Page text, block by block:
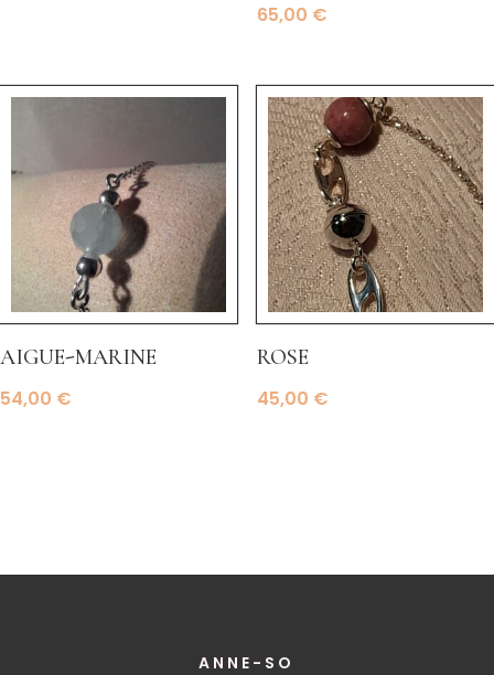
65,00 €
aigue-marine
54,00 €
rose
45,00 €
ANNE-SO